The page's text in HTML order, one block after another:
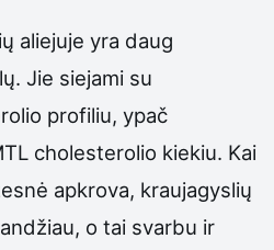
aliejuje yra daug
Jie siejami su
profiliu, ypač
cholesterolio kiekiu. Kai
apkrova, kraujagyslių
o tai svarbu ir